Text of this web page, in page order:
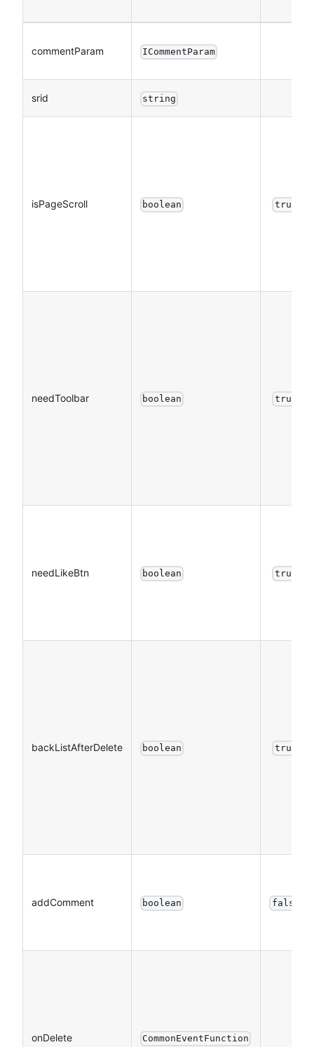
commentParam ICommentParam
srid string
isPageScroll boolean true
needToolbar boolean true
needLikeBtn boolean true
backListAfterDelete boolean true
addComment boolean false
onDelete CommonEventFunction